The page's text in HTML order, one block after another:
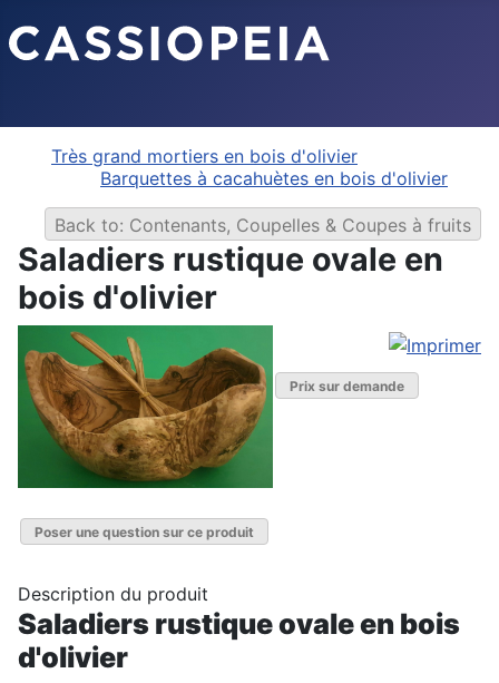
Très grand mortiers en bois d'olivier
Barquettes à cacahuètes en bois d'olivier
Back to: Contenants, Coupelles & Coupes à fruits
Saladiers rustique ovale en
bois d'olivier
Prix sur demande
Poser une question sur ce produit
Description du produit
Saladiers rustique ovale en bois
d'olivier